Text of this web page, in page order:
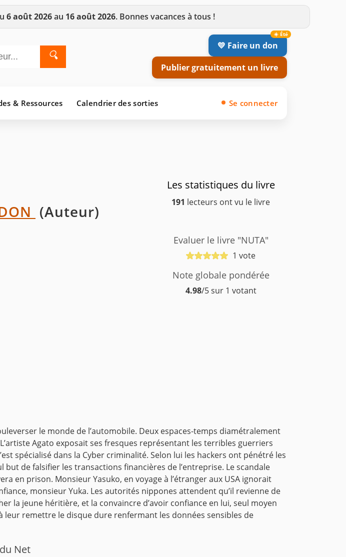
6 août 2026au 16 août 2026. Bonnes vacances à tous !
🔍
💛 Faire un don
Publier gratuitement un livre
& Ressources Calendrier des sorties Se connecter
(Auteur)
Les statistiques du livre
191 lecteurs ont vu le livre
Evaluer le livre "NUTA"
1 vote
Note globale pondérée
4.98/5 sur 1 votant
le monde de l’automobile. Deux espaces-temps diamétralement
Agato exposait ses fresques représentant les terribles guerriers
spécialisé dans la Cyber criminalité. Selon lui les hackers ont pénétré les
de falsifier les transactions financières de l’entreprise. Le scandale
en prison. Monsieur Yasuko, en voyage à l’étranger aux USA ignorait
monsieur Yuka. Les autorités nippones attendent qu’il revienne de
la jeune héritière, et la convaincre d’avoir confiance en lui, seul moyen
remettre le disque dure renfermant les données sensibles de
Net